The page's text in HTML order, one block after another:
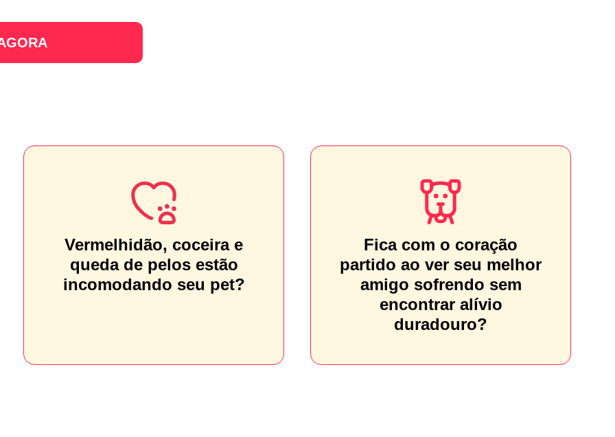
Vermelhidão, coceira e
queda de pelos estão
incomodando seu pet?
Fica com o coração
partido ao ver seu melhor
amigo sofrendo sem
encontrar alívio
duradouro?